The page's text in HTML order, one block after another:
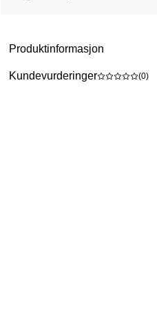
Produktinformasjon
Kundevurderinger (0)